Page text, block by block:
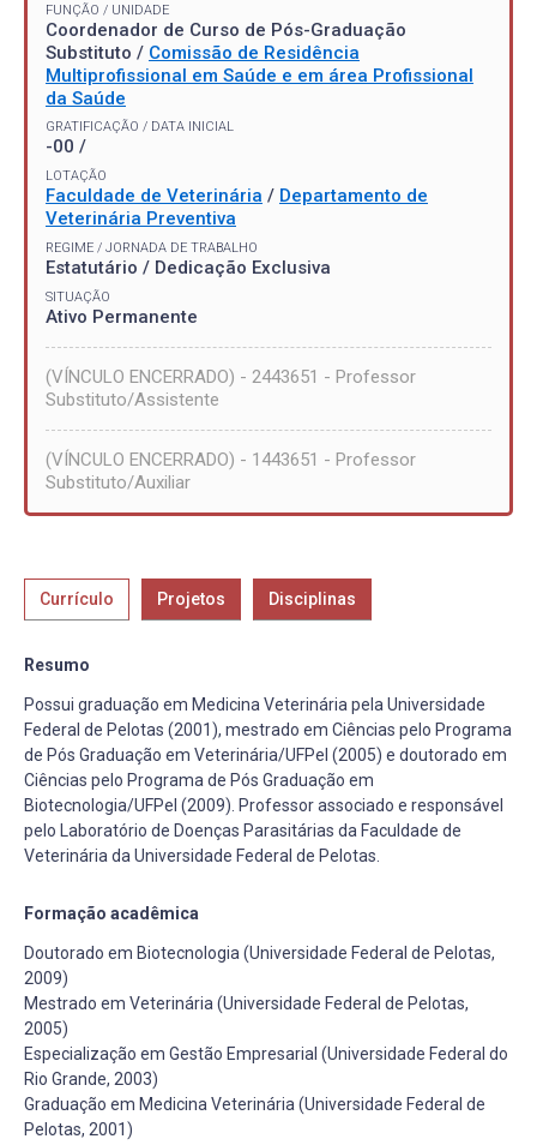
FUNÇÃO / UNIDADE
Coordenador de Curso de Pós-Graduação
Substituto / Comissão de Residência
Multiprofissional em Saúde e em área Profissional
da Saúde
GRATIFICAÇÃO / DATA INICIAL
-00 /
LOTAÇÃO
Faculdade de Veterinária / Departamento de
Veterinária Preventiva
REGIME / JORNADA DE TRABALHO
Estatutário / Dedicação Exclusiva
SITUAÇÃO
Ativo Permanente
(VÍNCULO ENCERRADO) - 2443651 - Professor
Substituto/Assistente
(VÍNCULO ENCERRADO) - 1443651 - Professor
Substituto/Auxiliar
Currículo Projetos Disciplinas
Resumo
Possui graduação em Medicina Veterinária pela Universidade
Federal de Pelotas (2001), mestrado em Ciências pelo Programa
de Pós Graduação em Veterinária/UFPel (2005) e doutorado em
Ciências pelo Programa de Pós Graduação em
Biotecnologia/UFPel (2009). Professor associado e responsável
pelo Laboratório de Doenças Parasitárias da Faculdade de
Veterinária da Universidade Federal de Pelotas.
Formação acadêmica
Doutorado em Biotecnologia (Universidade Federal de Pelotas,
2009)
Mestrado em Veterinária (Universidade Federal de Pelotas,
2005)
Especialização em Gestão Empresarial (Universidade Federal do
Rio Grande, 2003)
Graduação em Medicina Veterinária (Universidade Federal de
Pelotas, 2001)